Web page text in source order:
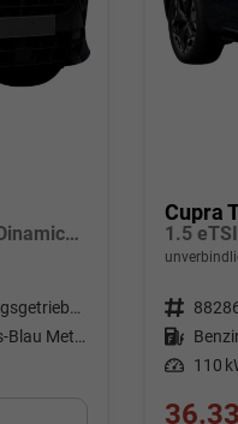
1.5 eTSI DSG Matrix+Kessy+AHK+eHeck+Dinamica+CarPlay+eHeck+GV5
Doppelkupplungsgetriebe (DSG)
[2D2D] Cosmos-Blau Metallic
Cupra
Fahrzeugnr.
Kraftstoff
Leistung 110